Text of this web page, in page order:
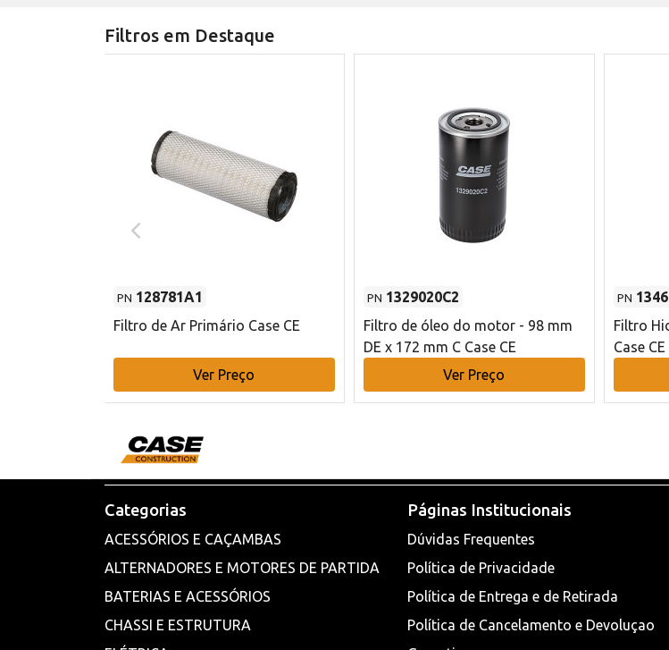
Filtros em Destaque
PN 128781A1
Filtro de Ar Primário Case CE
Ver Preço
PN 1329020C2
Filtro de óleo do motor - 98 mm
DE x 172 mm C Case CE
Ver Preço
PN
Filtro
Case CE
Categorias
ACESSÓRIOS E CAÇAMBAS
ALTERNADORES E MOTORES DE PARTIDA
BATERIAS E ACESSÓRIOS
CHASSI E ESTRUTURA
Páginas Institucionais
Dúvidas Frequentes
Política de Privacidade
Política de Entrega e de Retirada
Política de Cancelamento e Devoluçao